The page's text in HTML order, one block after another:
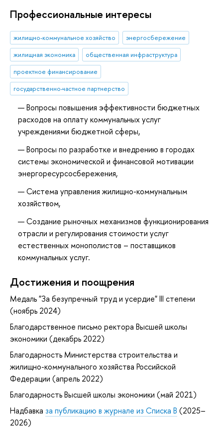
Профессиональные интересы
жилищно-коммунальное хозяйство
энергосбережение
жилищная экономика
общественная инфраструктура
проектное финансирование
государственно-частное партнерство
Вопросы повышения эффективности бюджетных
расходов на оплату коммунальных услуг
учреждениями бюджетной сферы,
Вопросы по разработке и внедрению в городах
системы экономической и финансовой мотивации
энергоресурсосбережения,
Система управления жилищно-коммунальным
хозяйством,
Создание рыночных механизмов функционирования
отрасли и регулирования стоимости услуг
естественных монополистов – поставщиков
коммунальных услуг.
Достижения и поощрения
Медаль "За безупречный труд и усердие" III степени
(ноябрь 2024)
Благодарственное письмо ректора Высшей школы
экономики (декабрь 2022)
Благодарность Министерства строительства и
жилищно-коммунального хозяйства Российской
Федерации (апрель 2022)
Благодарность Высшей школы экономики (май 2021)
Надбавка за публикацию в журнале из Списка B (2025–
2026)